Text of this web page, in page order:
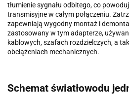
tłumienie sygnału odbitego, co
transmisyjne w całym połączeniu.
zapewniają wygodny montaż i
zastosowany w tym adapterze,
kablowych, szafach rozdzielczych, a
obciążeniach mechanicznych.
Schemat światłowodu